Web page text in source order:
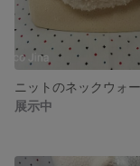
展示中